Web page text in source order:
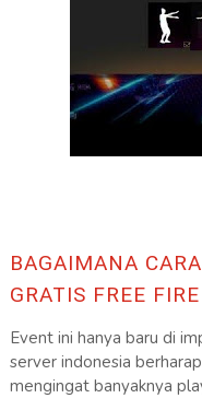
BAGAIMANA
GRATIS FREE
Event ini hanya baru di
server indonesia
mengingat banyaknya